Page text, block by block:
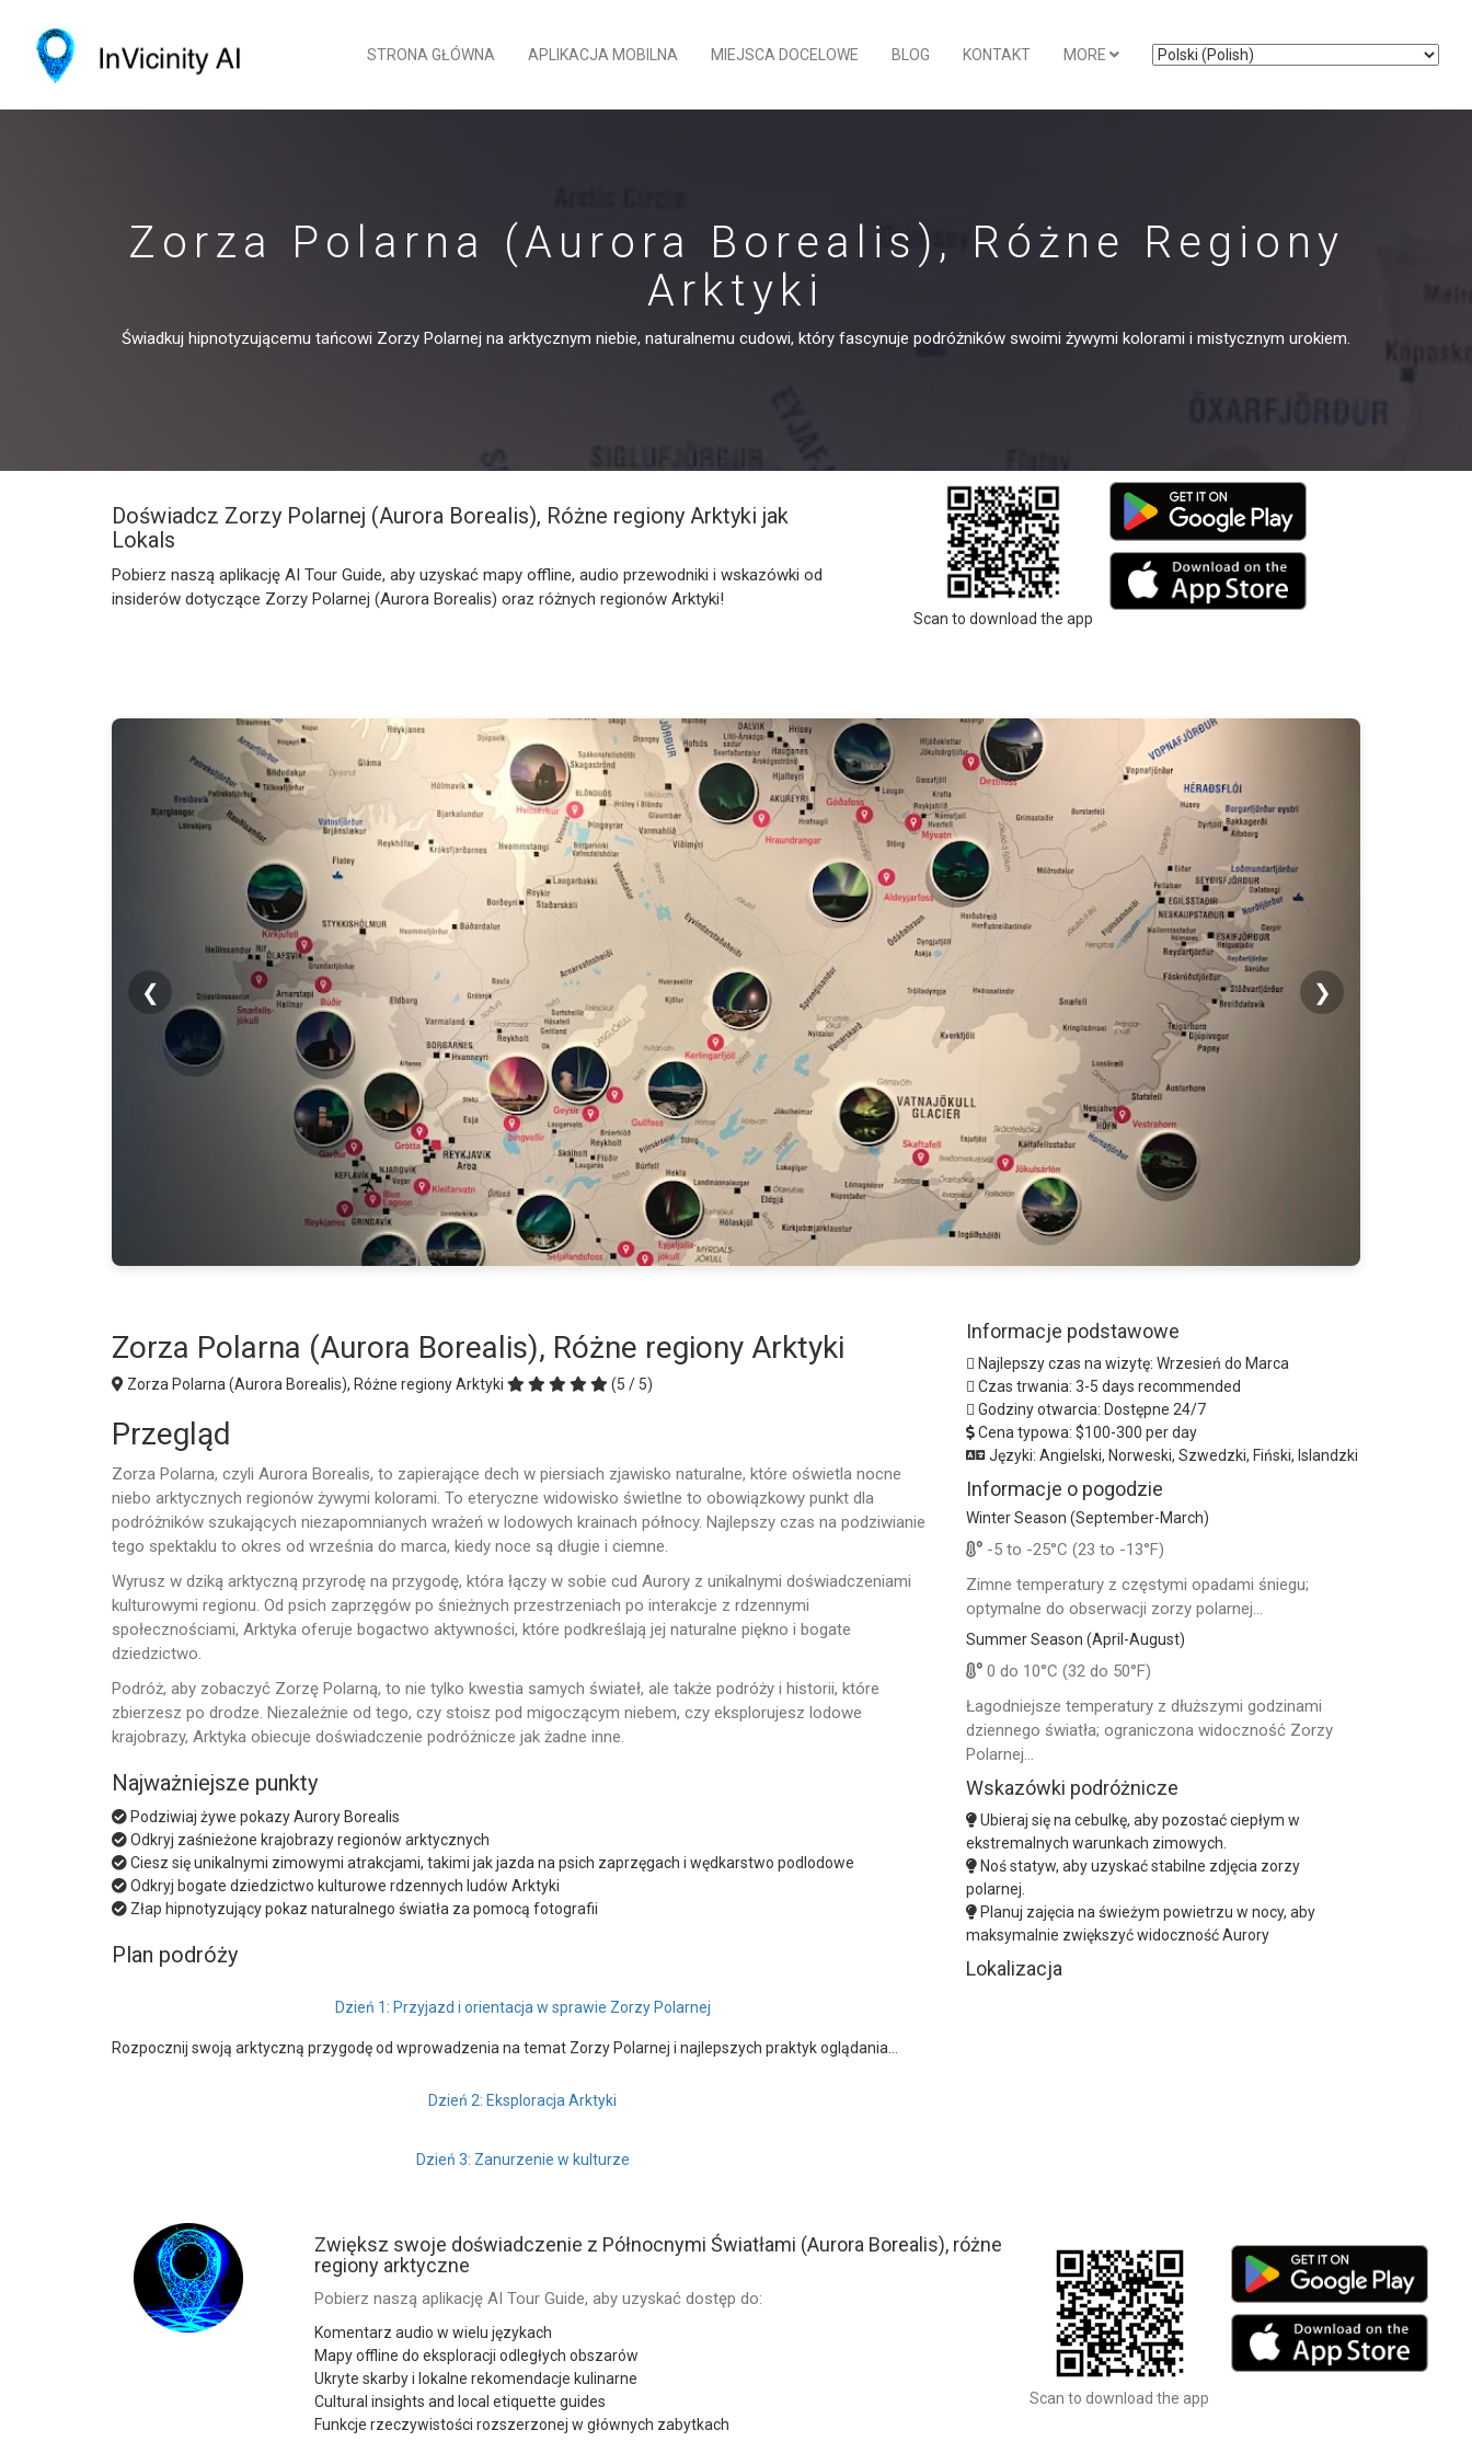
STRONA GŁÓWNA APLIKACJA MOBILNA MIEJSCA DOCELOWE BLOG KONTAKT MORE
Zorza Polarna (Aurora Borealis), Różne Regiony
Arktyki
Świadkuj hipnotyzującemu tańcowi Zorzy Polarnej na arktycznym niebie, naturalnemu cudowi, który fascynuje podróżników swoimi żywymi kolorami i mistycznym urokiem.
Doświadcz Zorzy Polarnej (Aurora Borealis), Różne regiony Arktyki jak
Lokals
Pobierz naszą aplikację AI Tour Guide, aby uzyskać mapy offline, audio przewodniki i wskazówki od
insiderów dotyczące Zorzy Polarnej (Aurora Borealis) oraz różnych regionów Arktyki!
Scan to download the app
❮ ❯
Zorza Polarna (Aurora Borealis), Różne regiony Arktyki
Zorza Polarna (Aurora Borealis), Różne regiony Arktyki (5 / 5)
Przegląd
Zorza Polarna, czyli Aurora Borealis, to zapierające dech w piersiach zjawisko naturalne, które oświetla nocne
niebo arktycznych regionów żywymi kolorami. To eteryczne widowisko świetlne to obowiązkowy punkt dla
podróżników szukających niezapomnianych wrażeń w lodowych krainach północy. Najlepszy czas na podziwianie
tego spektaklu to okres od września do marca, kiedy noce są długie i ciemne.
Wyrusz w dziką arktyczną przyrodę na przygodę, która łączy w sobie cud Aurory z unikalnymi doświadczeniami
kulturowymi regionu. Od psich zaprzęgów po śnieżnych przestrzeniach po interakcje z rdzennymi
społecznościami, Arktyka oferuje bogactwo aktywności, które podkreślają jej naturalne piękno i bogate
dziedzictwo.
Podróż, aby zobaczyć Zorzę Polarną, to nie tylko kwestia samych świateł, ale także podróży i historii, które
zbierzesz po drodze. Niezależnie od tego, czy stoisz pod migoczącym niebem, czy eksplorujesz lodowe
krajobrazy, Arktyka obiecuje doświadczenie podróżnicze jak żadne inne.
Najważniejsze punkty
Podziwiaj żywe pokazy Aurory Borealis
Odkryj zaśnieżone krajobrazy regionów arktycznych
Ciesz się unikalnymi zimowymi atrakcjami, takimi jak jazda na psich zaprzęgach i wędkarstwo podlodowe
Odkryj bogate dziedzictwo kulturowe rdzennych ludów Arktyki
Złap hipnotyzujący pokaz naturalnego światła za pomocą fotografii
Plan podróży
Dzień 1: Przyjazd i orientacja w sprawie Zorzy Polarnej
Rozpocznij swoją arktyczną przygodę od wprowadzenia na temat Zorzy Polarnej i najlepszych praktyk oglądania…
Dzień 2: Eksploracja Arktyki
Dzień 3: Zanurzenie w kulturze
Informacje podstawowe
Najlepszy czas na wizytę: Wrzesień do Marca
Czas trwania: 3-5 days recommended
Godziny otwarcia: Dostępne 24/7
Cena typowa: $100-300 per day
Języki: Angielski, Norweski, Szwedzki, Fiński, Islandzki
Informacje o pogodzie
Winter Season (September-March)
-5 to -25°C (23 to -13°F)
Zimne temperatury z częstymi opadami śniegu;
optymalne do obserwacji zorzy polarnej...
Summer Season (April-August)
0 do 10°C (32 do 50°F)
Łagodniejsze temperatury z dłuższymi godzinami
dziennego światła; ograniczona widoczność Zorzy
Polarnej...
Wskazówki podróżnicze
Ubieraj się na cebulkę, aby pozostać ciepłym w
ekstremalnych warunkach zimowych.
Noś statyw, aby uzyskać stabilne zdjęcia zorzy
polarnej.
Planuj zajęcia na świeżym powietrzu w nocy, aby
maksymalnie zwiększyć widoczność Aurory
Lokalizacja
Zwiększ swoje doświadczenie z Północnymi Światłami (Aurora Borealis), różne
regiony arktyczne
Pobierz naszą aplikację AI Tour Guide, aby uzyskać dostęp do:
Komentarz audio w wielu językach
Mapy offline do eksploracji odległych obszarów
Ukryte skarby i lokalne rekomendacje kulinarne
Cultural insights and local etiquette guides
Funkcje rzeczywistości rozszerzonej w głównych zabytkach
Scan to download the app